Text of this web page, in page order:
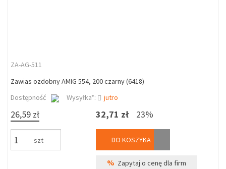
ZA-AG-511
Zawias ozdobny AMIG 554, 200 czarny (6418)
Dostępność
Wysyłka*: jutro
26,59 zł
szt
32,71 zł 23%
DO KOSZYKA
% Zapytaj o cenę dla firm